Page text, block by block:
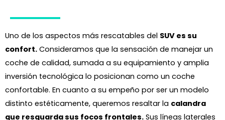
Uno de los aspectos más rescatables del SUV es su
confort. Consideramos que la sensación de manejar un
coche de calidad, sumada a su equipamiento y amplia
inversión tecnológica lo posicionan como un coche
confortable. En cuanto a su empeño por ser un modelo
distinto estéticamente, queremos resaltar la calandra
que resguarda sus focos frontales. Sus líneas laterales